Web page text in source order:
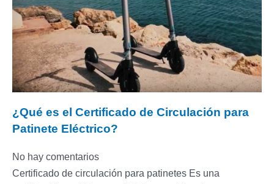
¿Qué es el Certificado de Circulación para
Patinete Eléctrico?
No hay comentarios
Certificado de circulación para patinetes Es una